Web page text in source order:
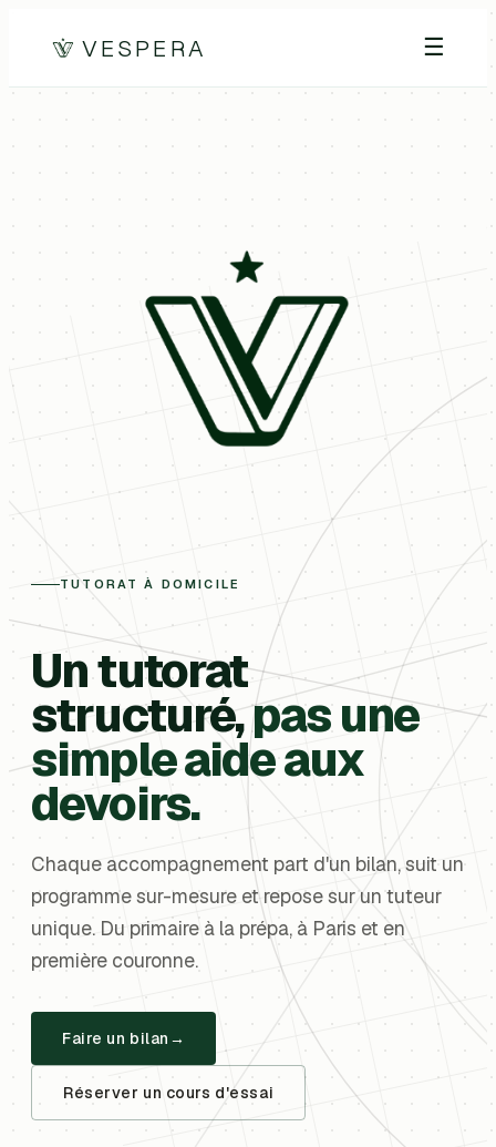
VESPERA ☰
TUTORAT À DOMICILE
Un tutorat
structuré,pas une
simple aide aux
devoirs.
Chaque accompagnement part d'un bilan, suit un
programme sur-mesure et repose sur un tuteur
unique. Du primaire à la prépa, à Paris et en
première couronne.
Faire un bilan
Réserver un cours d'essai